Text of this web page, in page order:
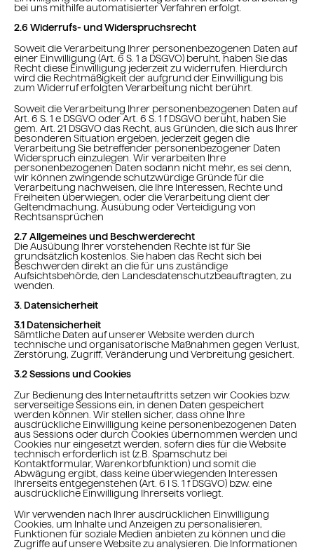
bei uns mithilfe automatisierter Verfahren erfolgt.
2.6 Widerrufs- und Widerspruchsrecht
Soweit die Verarbeitung Ihrer personenbezogenen Daten auf
einer Einwilligung (Art. 6 S. 1 a DSGVO) beruht, haben Sie das
Recht diese Einwilligung jederzeit zu widerrufen. Hierdurch
wird die Rechtmäßigkeit der aufgrund der Einwilligung bis
zum Widerruf erfolgten Verarbeitung nicht berührt.
Soweit die Verarbeitung Ihrer personenbezogenen Daten auf
Art. 6 S. 1 e DSGVO oder Art. 6 S. 1 f DSGVO beruht, haben Sie
gem. Art. 21 DSGVO das Recht, aus Gründen, die sich aus Ihrer
besonderen Situation ergeben, jederzeit gegen die
Verarbeitung Sie betreffender personenbezogener Daten
Widerspruch einzulegen. Wir verarbeiten Ihre
personenbezogenen Daten sodann nicht mehr, es sei denn,
wir können zwingende schutzwürdige Gründe für die
Verarbeitung nachweisen, die Ihre Interessen, Rechte und
Freiheiten überwiegen, oder die Verarbeitung dient der
Geltendmachung, Ausübung oder Verteidigung von
Rechtsansprüchen
2.7 Allgemeines und Beschwerderecht
Die Ausübung Ihrer vorstehenden Rechte ist für Sie
grundsätzlich kostenlos. Sie haben das Recht sich bei
Beschwerden direkt an die für uns zuständige
Aufsichtsbehörde, den Landesdatenschutzbeauftragten, zu
wenden.
3. Datensicherheit
3.1 Datensicherheit
Sämtliche Daten auf unserer Website werden durch
technische und organisatorische Maßnahmen gegen Verlust,
Zerstörung, Zugriff, Veränderung und Verbreitung gesichert.
3.2 Sessions und Cookies
Zur Bedienung des Internetauftritts setzen wir Cookies bzw.
serverseitige Sessions ein, in denen Daten gespeichert
werden können. Wir stellen sicher, dass ohne Ihre
ausdrückliche Einwilligung keine personenbezogenen Daten
aus Sessions oder durch Cookies übernommen werden und
Cookies nur eingesetzt werden, sofern dies für die Website
technisch erforderlich ist (z.B. Spamschutz bei
Kontaktformular, Warenkorbfunktion) und somit die
Abwägung ergibt, dass keine überwiegenden Interessen
Ihrerseits entgegenstehen (Art. 6 I S. 1 f DSGVO) bzw. eine
ausdrückliche Einwilligung Ihrerseits vorliegt.
Wir verwenden nach Ihrer ausdrücklichen Einwilligung
Cookies, um Inhalte und Anzeigen zu personalisieren,
Funktionen für soziale Medien anbieten zu können und die
Zugriffe auf unsere Website zu analysieren. Die Informationen